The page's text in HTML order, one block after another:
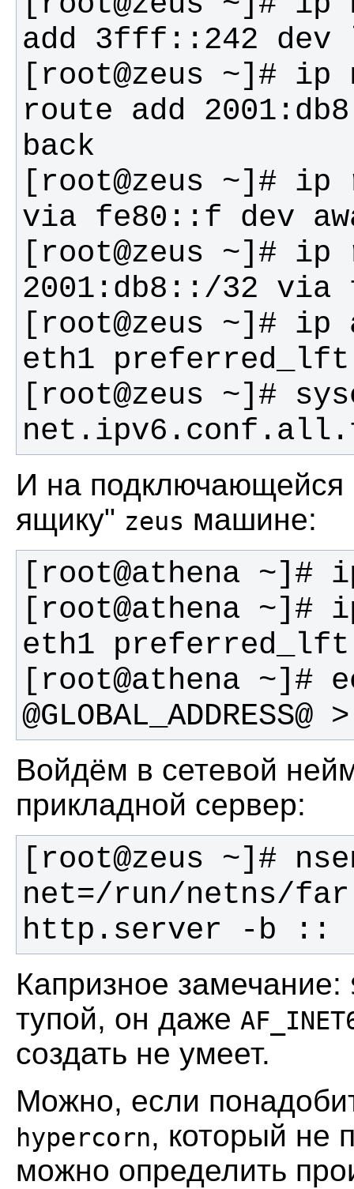
[root@zeus ~]#
route add
[root@zeus ~]#
[root@zeus ~]# ip
[root@zeus ~]#
[root@zeus ~]#
И на подключающейся
ящику" zeus машине:
[root@athena ~]#
[root@athena ~]#
Войдём в сетевой
прикладной сервер:
[root@zeus ~]#
net=/run/netns/
http.server -b ::
Капризное замечание:
тупой, он даже
создать не умеет.
Можно, если
hypercorn, который не
можно определить